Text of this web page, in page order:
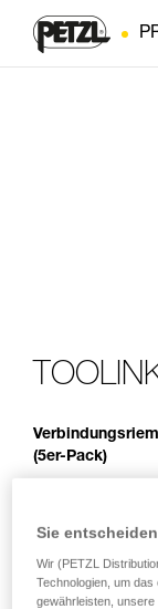
(5er-Pack)
Der TOOLINK
Höhenarbeiten.
ermöglicht ein
einfaches
Sie
Wir (PETZL
Technologien, um
gewährleisten, unsere